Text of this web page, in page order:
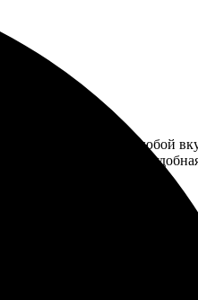
радует, есть на любой
на удивление быстро,
для новых проектов.